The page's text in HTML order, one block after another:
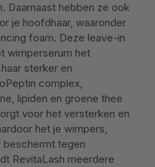
Daarnaast hebben ze ook
je hoofdhaar, waaronder
foam. Deze leave-in
wimperserum het
sterker en
complex,
lipiden en groene thee
voor het versterken en
het je wimpers,
beschermt tegen
RevitaLash meerdere